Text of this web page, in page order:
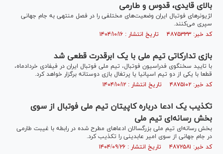
بالای قایدی، قدوس و طارمی
لژیونر‌های فوتبال ایران وضعیت‌های مختلفی را در فصل منتهی به جام جهانی
سپری می‌کنند.
کد خبر: ۴۸۷۵۳۳۳ تاریخ انتشار : ۱۴۰۴/۱۰/۱۶
بازی تدارکاتی تیم ملی با یک ابرقدرت قطعی شد
با تایید سخنگوی فدراسیون فوتبال، تیم ملی فوتبال ایران در فیفادی خردادماه،
قطعا با یکی از دو تیم اسپانیا یا پرتغال بازی دوستانه برگزار خواهد کرد.
کد خبر: ۴۸۷۵۱۰۲ تاریخ انتشار : ۱۴۰۴/۱۰/۱۲
تکذیب یک ادعا درباره کاپیتان تیم ملی فوتبال از سوی
بخش رسانه‌ای تیم ملی
بخش رسانه‌ای تیم ملی بزرگسالان ادعا‌های مطرح شده در رابطه با غیبت طارمی
در جام جهانی از سوی امیر عابدینی را تکذیب کرد.
کد خبر: ۴۸۷۲۵۸۱ تاریخ انتشار : ۱۴۰۴/۰۹/۲۶